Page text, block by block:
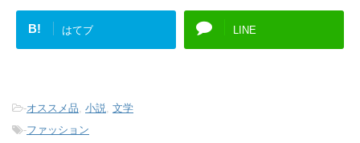
B! はてブ LINE
-オススメ品, 小説, 文学
-ファッション